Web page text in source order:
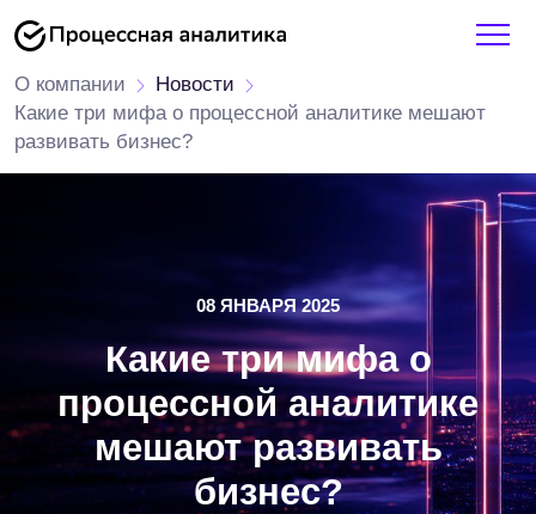
О компании
Новости
Какие три мифа о процессной аналитике мешают
развивать бизнес?
08 ЯНВАРЯ 2025
Какие три мифа о
процессной аналитике
мешают развивать
бизнес?